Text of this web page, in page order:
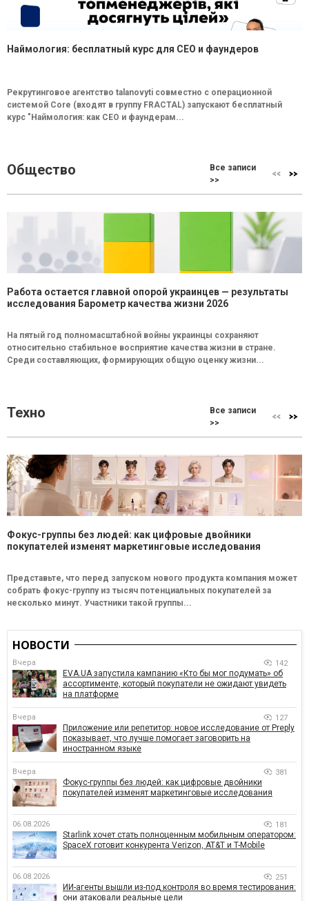
Наймология: бесплатный курс для CEO и фаундеров
Рекрутинговое агентство talanovyti совместно с операционной
системой Core (входят в группу FRACTAL) запускают бесплатный
курс "Наймология: как СEO и фаундерам...
Общество
Все записи
>>
Работа остается главной опорой украинцев — результаты
исследования Барометр качества жизни 2026
На пятый год полномасштабной войны украинцы сохраняют
относительно стабильное восприятие качества жизни в стране.
Среди составляющих, формирующих общую оценку жизни...
Техно
Все записи
>>
Фокус-группы без людей: как цифровые двойники
покупателей изменят маркетинговые исследования
Представьте, что перед запуском нового продукта компания может
собрать фокус-группу из тысяч потенциальных покупателей за
несколько минут. Участники такой группы...
НОВОСТИ
Вчера 142
EVA.UA запустила кампанию «Кто бы мог подумать» об
ассортименте, который покупатели не ожидают увидеть
на платформе
Вчера 127
Приложение или репетитор: новое исследование от Preply
показывает, что лучше помогает заговорить на
иностранном языке
Вчера 381
Фокус-группы без людей: как цифровые двойники
покупателей изменят маркетинговые исследования
06.08.2026 181
Starlink хочет стать полноценным мобильным оператором:
SpaceX готовит конкурента Verizon, AT&T и T-Mobile
06.08.2026 251
ИИ-агенты вышли из-под контроля во время тестирования:
они атаковали реальные цели